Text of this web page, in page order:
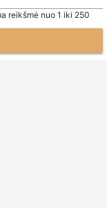
reikšmė nuo 1 iki 250